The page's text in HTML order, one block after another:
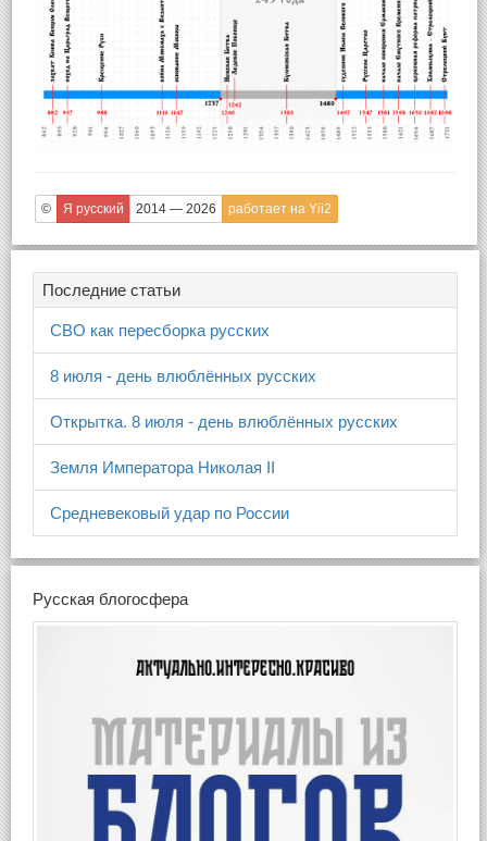
© Я русский 2014 — 2026 работает на Yii2
Последние статьи
СВО как пересборка русских
8 июля - день влюблённых русских
Открытка. 8 июля - день влюблённых русских
Земля Императора Николая II
Средневековый удар по России
Русская блогосфера